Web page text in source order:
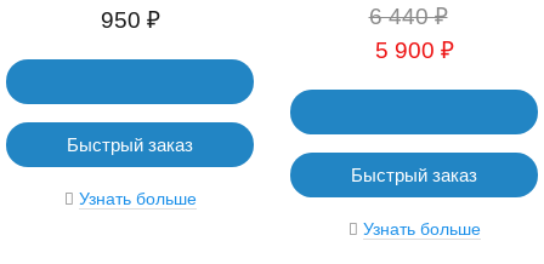
950 ₽
Быстрый заказ
Узнать больше
6 440 ₽
5 900 ₽
Быстрый заказ
Узнать больше